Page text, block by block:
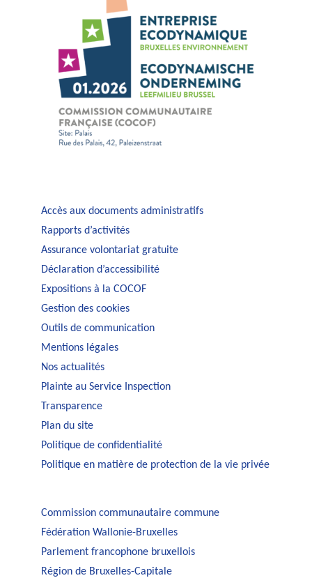
Accès aux documents administratifs
Rapports d’activités
Assurance volontariat gratuite
Déclaration d’accessibilité
Expositions à la COCOF
Gestion des cookies
Outils de communication
Mentions légales
Nos actualités
Plainte au Service Inspection
Transparence
Plan du site
Politique de confidentialité
Politique en matière de protection de la vie privée
Commission communautaire commune
Fédération Wallonie-Bruxelles
Parlement francophone bruxellois
Région de Bruxelles-Capitale